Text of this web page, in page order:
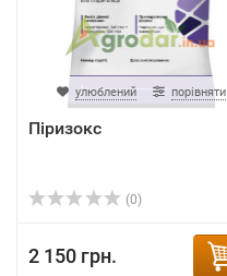
улюблений порівняти
Піризокс
(0)
2 150 грн.